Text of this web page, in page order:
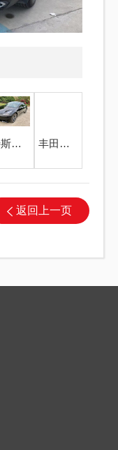
特斯拉Model 3 丰田卡罗拉
返回上一页